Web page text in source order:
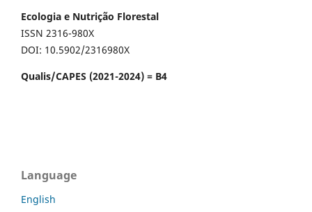
Ecologia e Nutrição Florestal
ISSN 2316-980X
DOI: 10.5902/2316980X
Qualis/CAPES (2021-2024) = B4
Language
English